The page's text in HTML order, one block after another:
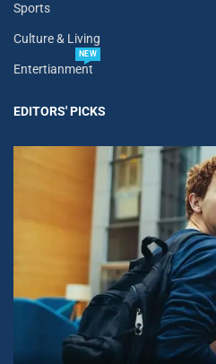
Sports
Culture & Living
Entertianment
NEW
EDITORS' PICKS